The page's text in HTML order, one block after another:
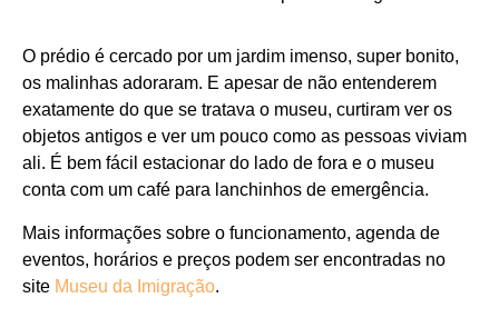
O prédio é cercado por um jardim imenso, super bonito,
os malinhas adoraram. E apesar de não entenderem
exatamente do que se tratava o museu, curtiram ver os
objetos antigos e ver um pouco como as pessoas viviam
ali. É bem fácil estacionar do lado de fora e o museu
conta com um café para lanchinhos de emergência.
Mais informações sobre o funcionamento, agenda de
eventos, horários e preços podem ser encontradas no
site Museu da Imigração.